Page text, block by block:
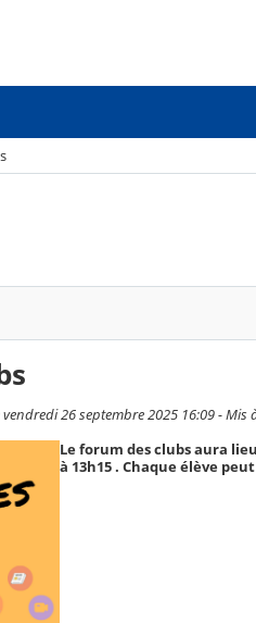
26 septembre 2025 16:09 -
Le forum des clubs aura
à 13h15 . Chaque élève